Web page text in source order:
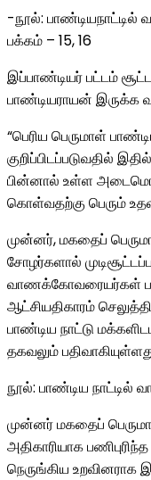
-நூல்: பாண்டியநாட்டில்
பக்கம் – 15, 16
இப்பாண்டியர் பட்டம்
பாண்டியராயன் இருக்க
“பெரிய பெருமாள்
குறிப்பிடப்படுவதில்
பின்னால் உள்ள
கொள்வதற்கு பெரும்
முன்னர், மகதைப்
சோழர்களால்
வாணக்கோவரையர்கள்
ஆட்சியதிகாரம்
பாண்டிய நாட்டு
தகவலும்
நூல்: பாண்டிய நாட்டில்
முன்னர் மகதைப்
அதிகாரியாக
நெருங்கிய